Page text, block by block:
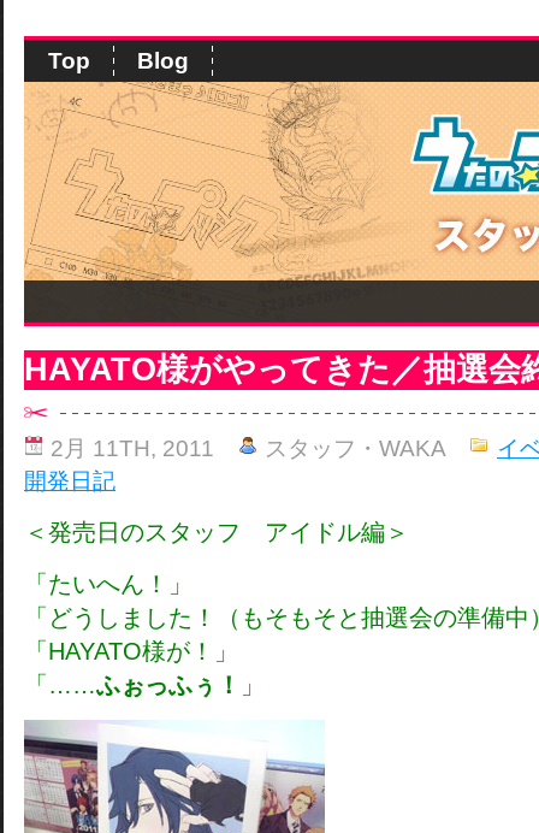
Top Blog
HAYATO様がやってきた／抽選会
2月 11TH, 2011 スタッフ・WAKA
イ
開発日記
＜発売日のスタッフ アイドル編＞
「たいへん！」
「どうしました！（もそもそと抽選会の準備中
「HAYATO様が！」
「……ふぉっふぅ！ 」